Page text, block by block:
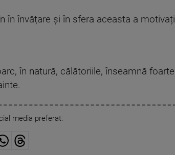
în învățare și în sfera aceasta a
în natură, călătoriile, înseamnă
media preferat: